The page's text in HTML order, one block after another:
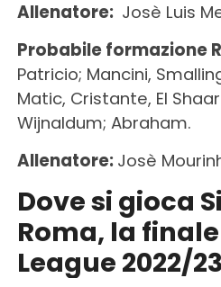
Allenatore: Josè Luis
Probabile formazione
Patricio; Mancini,
Matic, Cristante, El
Wijnaldum; Abraham.
Allenatore: Josè
Dove si gioca
Roma, la
League 2022/23